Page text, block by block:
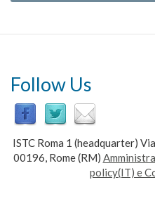
Follow Us
ISTC Roma 1 (headquarter)
00196, Rome (RM)
policy(IT) e